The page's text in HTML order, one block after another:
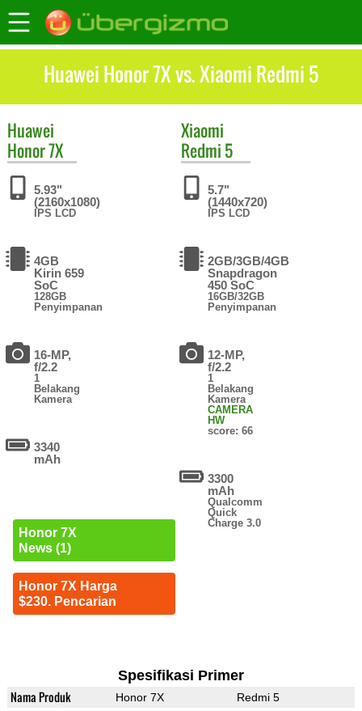
Huawei Honor 7X vs. Xiaomi Redmi 5
Huawei
Honor 7X
5.93"
(2160x1080)
IPS LCD
4GB
Kirin 659
SoC
128GB
Penyimpanan
16-MP,
f/2.2
1
Belakang
Kamera
3340
mAh
Honor 7X
News (1)
Honor 7X Harga
$230. Pencarian
Xiaomi
Redmi 5
5.7"
(1440x720)
IPS LCD
2GB/3GB/4GB
Snapdragon
450 SoC
16GB/32GB
Penyimpanan
12-MP,
f/2.2
1
Belakang
Kamera
CAMERA
HW
score: 66
3300
mAh
Qualcomm
Quick
Charge 3.0
Spesifikasi Primer
Nama Produk Honor 7X Redmi 5